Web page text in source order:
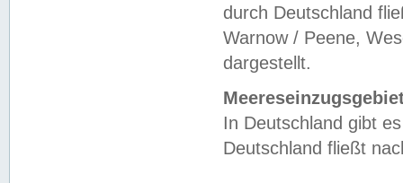
durch Deutschland
Warnow / Peene,
dargestellt.
In Deutschland gibt
Deutschland fließt